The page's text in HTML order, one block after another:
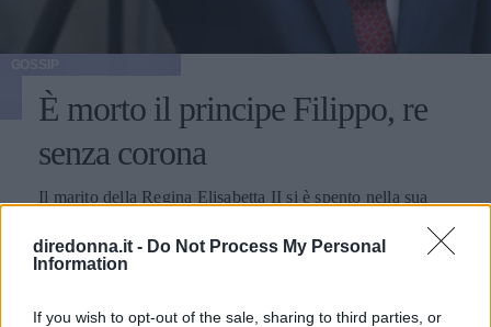
diredonna.it - Do Not Process My Personal
Information
If you wish to opt-out of the sale, sharing to third parties, or
È morto il principe Filippo, re
senza corona
Il marito della Regina Elisabetta II si è spento nella sua
GABRIELE DEL BUONO